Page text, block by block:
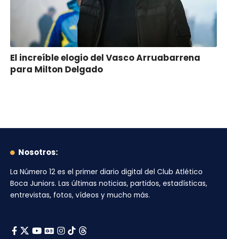
El increíble elogio del Vasco Arruabarrena
para Milton Delgado
Nosotros:
La Número 12 es el primer diario digital del Club Atlético
Boca Juniors. Las últimas noticias, partidos, estadísticas,
entrevistas, fotos, vídeos y mucho más.